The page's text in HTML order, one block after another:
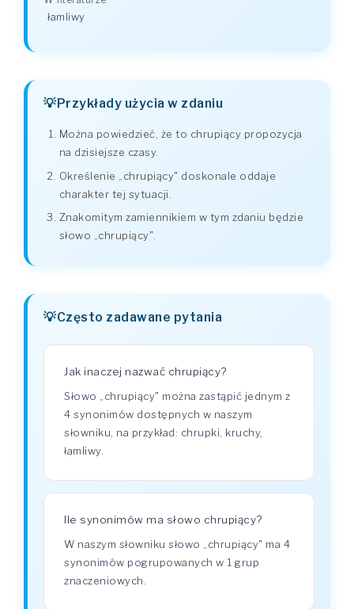
łamliwy
Przykłady użycia w zdaniu
Można powiedzieć, że to chrupiący propozycja
na dzisiejsze czasy.
Określenie „chrupiący" doskonale oddaje
charakter tej sytuacji.
Znakomitym zamiennikiem w tym zdaniu będzie
słowo „chrupiący".
Często zadawane pytania
Jak inaczej nazwać chrupiący?
Słowo „chrupiący" można zastąpić jednym z
4 synonimów dostępnych w naszym
słowniku, na przykład: chrupki, kruchy,
łamliwy.
Ile synonimów ma słowo chrupiący?
W naszym słowniku słowo „chrupiący" ma 4
synonimów pogrupowanych w 1 grup
znaczeniowych.